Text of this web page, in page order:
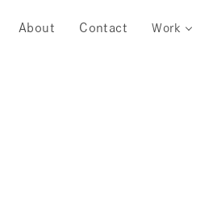
About Contact Work